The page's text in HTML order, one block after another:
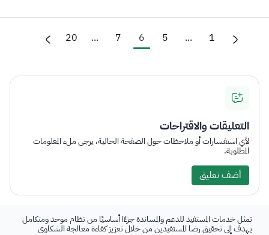
1
...
5
6
7
...
20
التعليقات والاقتراحات
لأي استفسارات أو ملاحظات حول الصفحة الحالية، يرجى ملء المعلومات
المطلوبة.
أضف تعليق
تمثل خدمات المستفيد للدعم والمساندة جزءًا أساسيًا من نظام موحد ومتكامل
يهدف إلى تحقيق رضا المستفيدين من خلال تعزيز كفاءة معالجة الشكاوى